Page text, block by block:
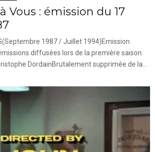
Vous : émission du 17
1987 / Juillet 1994)Emission
diffusées lors de la première saison
DordainBrutalement supprimée de la...